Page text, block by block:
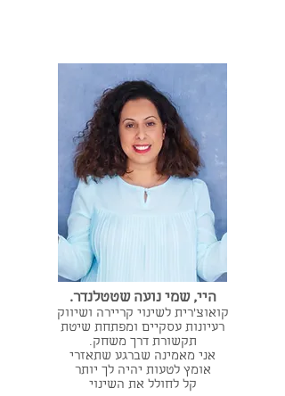
היי, שמי נועה שטטלנדר.
קואוצ'רית לשינוי קריירה ושיווק
רעיונות עסקיים ומפתחת שיטת
תקשורת דרך משחק.
אני מאמינה שברגע שתאזרי
אומץ לטעות יהיה לך יותר
קל לחולל את השינוי